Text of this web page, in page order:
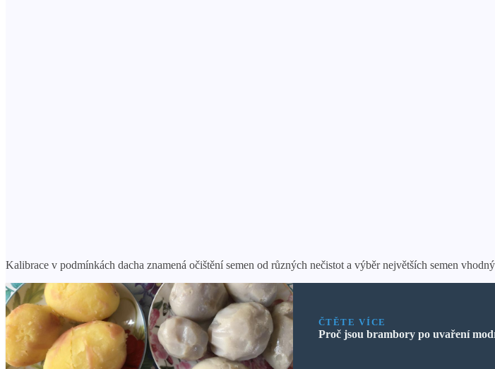
Kalibrace v podmínkách dacha znamená očištění semen od různých nečistot a výběr největších semen
ČTĚTE VÍCE
Proč jsou brambory po uvaření